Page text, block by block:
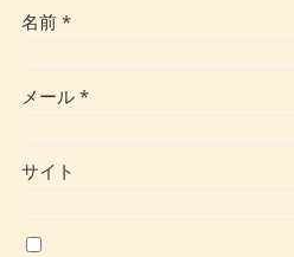
名前 *
メール *
サイト